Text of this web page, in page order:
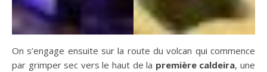
On s’engage ensuite sur la route du volcan qui commence
par grimper sec vers le haut de la première caldeira, une